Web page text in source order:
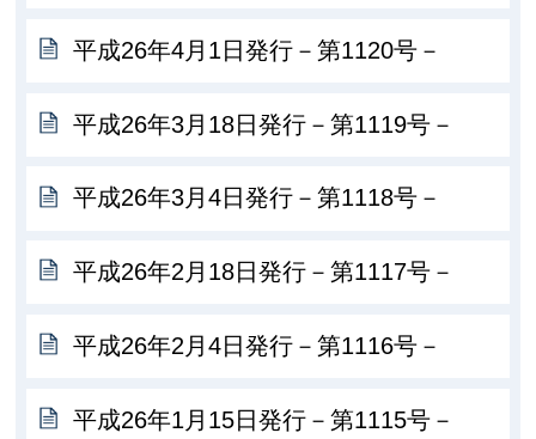
平成26年4月1日発行－第1120号－
平成26年3月18日発行－第1119号－
平成26年3月4日発行－第1118号－
平成26年2月18日発行－第1117号－
平成26年2月4日発行－第1116号－
平成26年1月15日発行－第1115号－